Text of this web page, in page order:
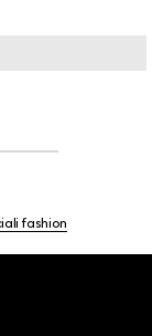
fashion